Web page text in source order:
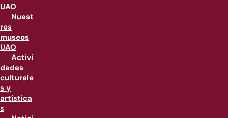
UAO
Nuest
ros
museos
UAO
Activi
dades
culturale
s y
artística
s